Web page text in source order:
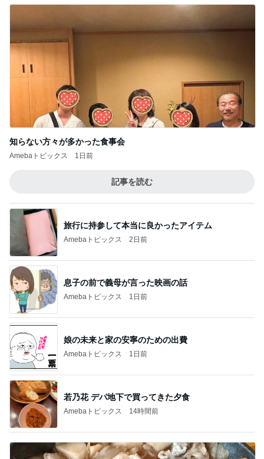
知らない方々が多かった食事会
Amebaトピックス 1日前
記事を読む
旅行に持参して本当に良かったアイテム
Amebaトピックス 2日前
息子の前で義母が言った映画の話
Amebaトピックス 1日前
娘の未来と家の安寧のための出費
Amebaトピックス 1日前
若乃花 デパ地下で買ってきた夕食
Amebaトピックス 14時間前